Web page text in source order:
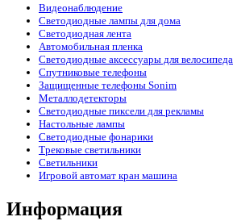
Видеонаблюдение
Светодиодные лампы для дома
Светодиодная лента
Автомобильная пленка
Светодиодные аксессуары для велосипеда
Спутниковые телефоны
Защищенные телефоны Sonim
Металлодетекторы
Светодиодные пиксели для рекламы
Настольные лампы
Светодиодные фонарики
Трековые светильники
Светильники
Игровой автомат кран машина
Информация